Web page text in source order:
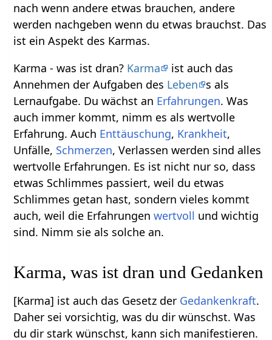
nach wenn andere etwas brauchen, andere
werden nachgeben wenn du etwas brauchst. Das
ist ein Aspekt des Karmas.
Karma - was ist dran? Karma
ist auch das
Annehmen der Aufgaben des Leben
s als
Lernaufgabe. Du wächst an Erfahrungen. Was
auch immer kommt, nimm es als wertvolle
Erfahrung. Auch Enttäuschung, Krankheit,
Unfälle, Schmerzen, Verlassen werden sind alles
wertvolle Erfahrungen. Es ist nicht nur so, dass
etwas Schlimmes passiert, weil du etwas
Schlimmes getan hast, sondern vieles kommt
auch, weil die Erfahrungenwertvoll und wichtig
sind. Nimm sie als solche an.
Karma, was ist dran und Gedanken
[Karma] ist auch das Gesetz der Gedankenkraft.
Daher sei vorsichtig, was du dir wünschst. Was
du dir stark wünschst, kann sich manifestieren.